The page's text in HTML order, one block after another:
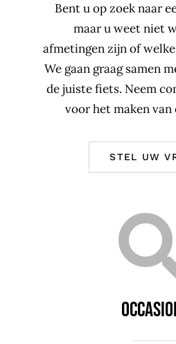
Bent u op zoek naar
maar u weet niet
afmetingen zijn of
We gaan graag samen
de juiste fiets. Neem
voor het maken van
STEL UW